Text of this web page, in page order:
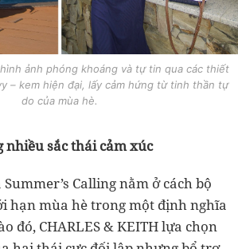
ảnh phóng khoáng và tự tin qua các thiết
– kem hiện đại, lấy cảm hứng từ tinh thần tự
do của mùa hè.
nhiều sắc thái cảm xúc
Calling nằm ở cách bộ
hạn mùa hè trong một định nghĩa
đó, CHARLES & KEITH lựa chọn